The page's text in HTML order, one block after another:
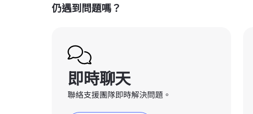
仍遇到問題嗎？
即時聊天
聯絡支援團隊即時解決問題。